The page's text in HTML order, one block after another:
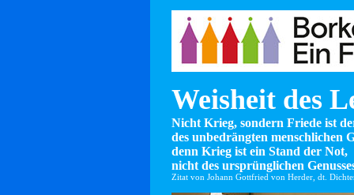
Weisheit des
Nicht Krieg, sondern Friede ist
des unbedrängten menschlichen
denn Krieg ist ein Stand der Not,
nicht des ursprünglichen
Zitat von Johann Gottfried von Herder, dt.